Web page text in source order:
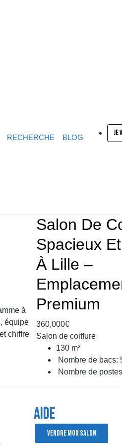
RECHERCHE BLOG JE
Salon De
Spacieux
À Lille –
Premium
360,000€
Salon de coiffure
130 m²
Nombre de bacs:
Nombre de
AIDE
VENDRE MON SALON